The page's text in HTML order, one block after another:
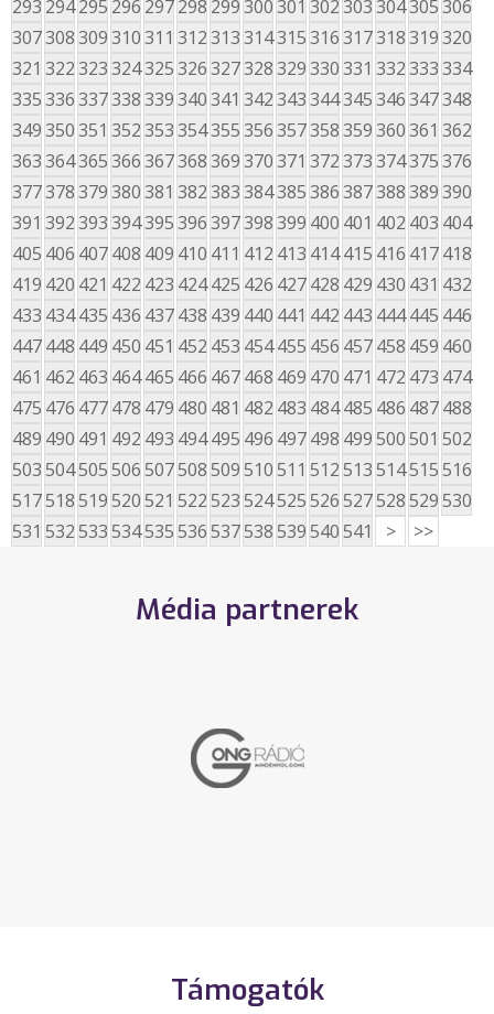
293 294295 296 297298 299300301 302303304305306
307308309310311 312313314315316317318319320
321 322323324325326327328329330331 332333334
335336337338339340341 342343344345346347348
349350351 352353354355356357358359360361 362
363364365366367368369370371 372373374375376
377378379380381 382383384385386387388389390
391 392393394395396397398399 400 401 402 403 404
405 406 407408 409 410 411 412 413 414415 416 417418
419 420 421 422 423 424425 426 427428 429 430 431 432
433 434435 436 437438 439 440 441 442 443 444445 446
447448 449 450 451 452 453 454455 456 457458 459 460
461 462 463 464465 466 467468 469 470 471 472 473 474
475 476 477478 479 480 481 482 483 484485 486 487488
489 490 491 492 493 494495 496 497498 499500501 502
503504505506507508509510511 512513514515516
517518519520521 522523524525526527528529530
531 532533534535536537538539540541 > >>
Média partnerek
Támogatók